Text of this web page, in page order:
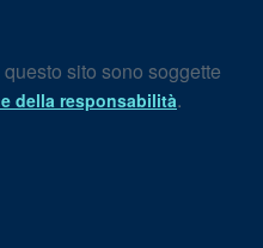
sito sono soggette
della responsabilità.